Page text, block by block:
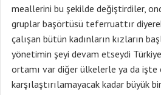
meallerini bu şekilde değiştirdiler,
gruplar başörtüsü teferruattır
çalışan bütün kadınların kızların
yönetimin şeyi devam etseydi
ortamı var diğer ülkelerle ya da
karşılaştırılamayacak kadar büyük